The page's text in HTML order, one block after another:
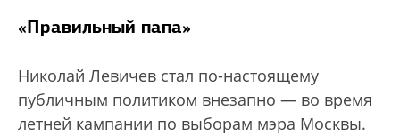
«Правильный папа»
Николай Левичев стал по-настоящему
публичным политиком внезапно — во время
летней кампании по выборам мэра Москвы.